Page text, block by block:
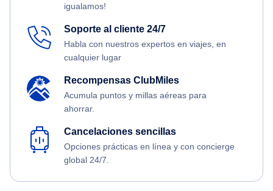
igualamos!
Soporte al cliente 24/7
Habla con nuestros expertos en viajes, en
cualquier lugar
Recompensas ClubMiles
Acumula puntos y millas aéreas para
ahorrar.
Cancelaciones sencillas
Opciones prácticas en línea y con concierge
global 24/7.